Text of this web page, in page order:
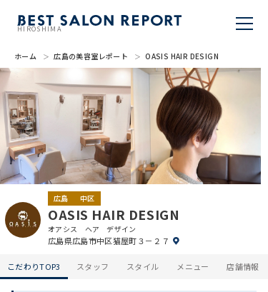
HIROSHIMA
美容室を探す
BSR PRESS
BEST SALON REPORTとは
ライター
美容室を推薦する
掲載・取材依頼
ホーム 広島の美容室レポート OASIS HAIR DESIGN
広島 中区
OASIS HAIR DESIGN
オアシス ヘア デザイン
広島県広島市中区猫屋町３－２７
こだわりTOP3 スタッフ スタイル メニュー 店舗情報